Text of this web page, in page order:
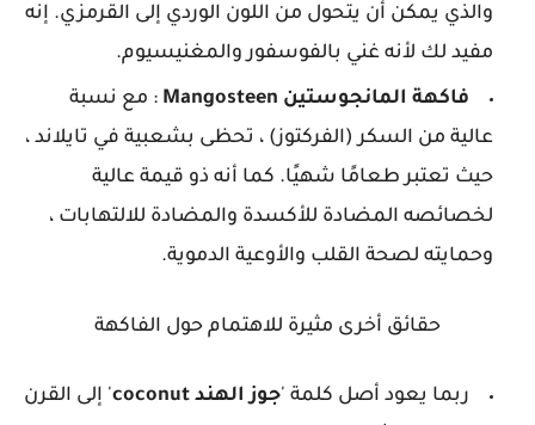
والذي يمكن أن يتحول من اللون الوردي إلى القرمزي. إنه
مفيد لك لأنه غني بالفوسفور والمغنيسيوم.
فاكهة المانجوستين Mangosteen
: مع نسبة
عالية من السكر (الفركتوز) ، تحظى بشعبية في تايلاند ،
حيث تعتبر طعامًا شهيًا. كما أنه ذو قيمة عالية
لخصائصه المضادة للأكسدة والمضادة للالتهابات ،
وحمايته لصحة القلب والأوعية الدموية.
حقائق أخرى مثيرة للاهتمام حول الفاكهة
ربما يعود أصل كلمة 'جوز الهند coconut' إلى القرن